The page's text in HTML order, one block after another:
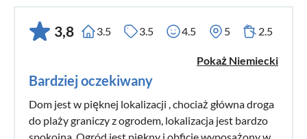
3,8 3.5 3.5 4.5 5 2.5
Pokaż Niemiecki
Bardziej oczekiwany
Dom jest w pięknej lokalizacji , chociaż główna droga
do plaży graniczy z ogrodem, lokalizacja jest bardzo
spokojna. Ogród jest piękny i obficie wyposażony w